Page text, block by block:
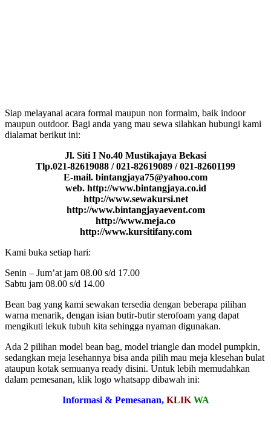
Siap melayanai acara formal maupun non formalm, baik indoor
maupun outdoor. Bagi anda yang mau sewa silahkan hubungi kami
dialamat berikut ini:
Jl. Siti I No.40 Mustikajaya Bekasi
Tlp.021-82619088 / 021-82619089 / 021-82601199
E-mail. bintangjaya75@yahoo.com
web. http://www.bintangjaya.co.id
http://www.sewakursi.net
http://www.bintangjayaevent.com
http://www.meja.co
http://www.kursitifany.com
Kami buka setiap hari:
Senin – Jum’at jam 08.00 s/d 17.00
Sabtu jam 08.00 s/d 14.00
Bean bag yang kami sewakan tersedia dengan beberapa pilihan
warna menarik, dengan isian butir-butir sterofoam yang dapat
mengikuti lekuk tubuh kita sehingga nyaman digunakan.
Ada 2 pilihan model bean bag, model triangle dan model pumpkin,
sedangkan meja lesehannya bisa anda pilih mau meja klesehan bulat
ataupun kotak semuanya ready disini. Untuk lebih memudahkan
dalam pemesanan, klik logo whatsapp dibawah ini:
Informasi & Pemesanan, KLIK WA